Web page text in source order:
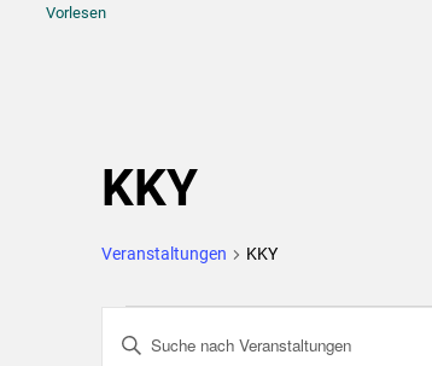
Vorlesen
KKY
Veranstaltungen KKY
Veranstaltungen
Bitte
Schlüsselwort